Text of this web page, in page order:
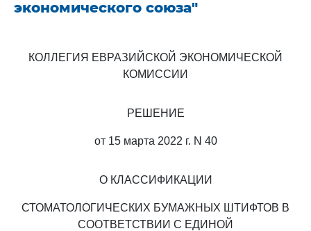
экономического союза"
КОЛЛЕГИЯ ЕВРАЗИЙСКОЙ ЭКОНОМИЧЕСКОЙ
КОМИССИИ
РЕШЕНИЕ
от 15 марта 2022 г. N 40
О КЛАССИФИКАЦИИ
СТОМАТОЛОГИЧЕСКИХ БУМАЖНЫХ ШТИФТОВ В
СООТВЕТСТВИИ С ЕДИНОЙ